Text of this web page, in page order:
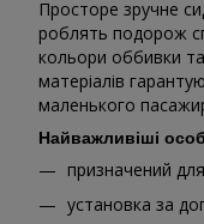
Просторе зручне
роблять подорож
кольори оббивки
матеріалів
маленького
Найважливіші
призначений
установка за